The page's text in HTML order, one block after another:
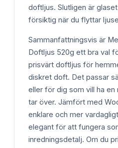
doftljus. Slutligen är
försiktig när du flyttar
Sammanfattningsvis är
Doftljus 520g ett bra val
prisvärt doftljus för
diskret doft. Det passar
eller för dig som vill ha
tar över. Jämfört med
enklare och mer
elegant för att fungera
inredningsdetalj. Om du